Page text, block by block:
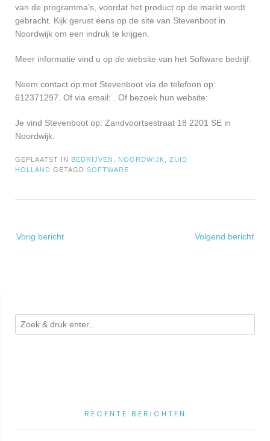
van de programma’s, voordat het product op de markt wordt
gebracht. Kijk gerust eens op de site van Stevenboot in
Noordwijk om een indruk te krijgen.
Meer informatie vind u op de website van het Software bedrijf.
Neem contact op met Stevenboot via de telefoon op:
612371297. Of via email:
. Of bezoek hun website:
Je vind Stevenboot op: Zandvoortsestraat 18 2201 SE in
Noordwijk.
GEPLAATST IN BEDRIJVEN NOORDWIJK
ZUID
HOLLAND GETAGD SOFTWARE
navigatie
Vorig bericht Volgend bericht
RECENTE BERICHTEN